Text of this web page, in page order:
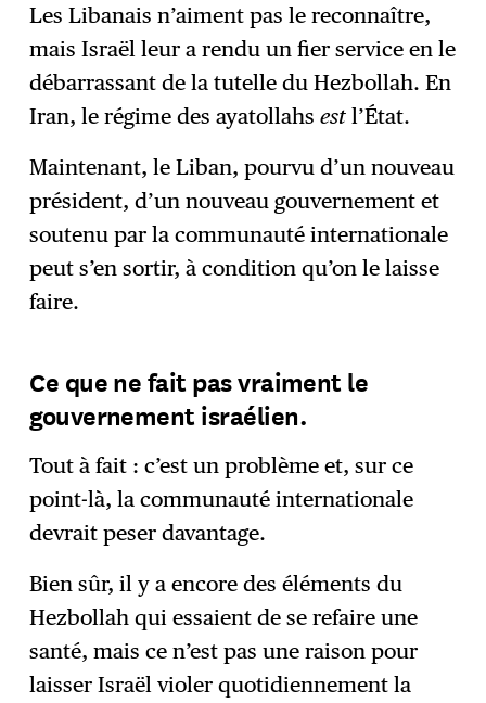
Les Libanais n’aiment pas le reconnaître,
mais Israël leur a rendu un fier service en le
débarrassant de la tutelle du Hezbollah. En
Iran, le régime des ayatollahsest l’État.
Maintenant, le Liban, pourvu d’un nouveau
président, d’un nouveau gouvernement et
soutenu par la communauté internationale
peut s’en sortir, à condition qu’on le laisse
faire.
Ce que ne fait pas vraiment le
gouvernement israélien.
Tout à fait : c’est un problème et, sur ce
point-là, la communauté internationale
devrait peser davantage.
Bien sûr, il y a encore des éléments du
Hezbollah qui essaient de se refaire une
santé, mais ce n’est pas une raison pour
laisser Israël violer quotidiennement la